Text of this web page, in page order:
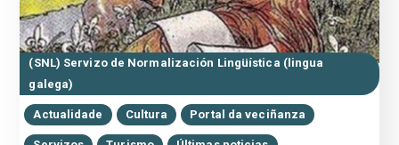
(SNL) Servizo de Normalización Lingüística (lingua
galega)
Actualidade Cultura Portal da veciñanza